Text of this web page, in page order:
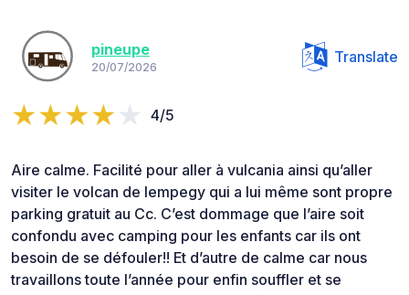
pineupe
20/07/2026
Translate
4/5
Aire calme. Facilité pour aller à vulcania ainsi qu’aller
visiter le volcan de lempegy qui a lui même sont propre
parking gratuit au Cc. C’est dommage que l’aire soit
confondu avec camping pour les enfants car ils ont
besoin de se défouler!! Et d’autre de calme car nous
travaillons toute l’année pour enfin souffler et se